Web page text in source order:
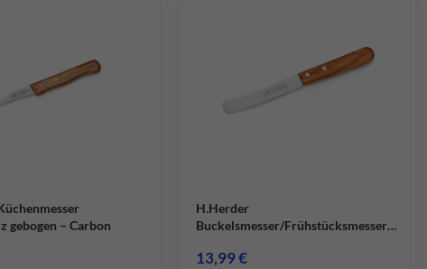
gebogen – Carbon
H.Herder
Buckelsmesser/Frühstücksmesser
rostfrei
13,99€